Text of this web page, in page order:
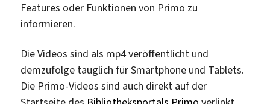
Features oder Funktionen von Primo zu
informieren.
Die Videos sind als mp4 veröffentlicht und
demzufolge tauglich für Smartphone und Tablets.
Die Primo-Videos sind auch direkt auf der